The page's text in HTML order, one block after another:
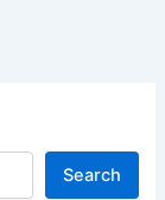
Search